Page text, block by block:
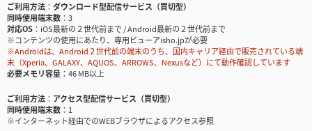
ご利用方法
ダウンロード型配信サービス（買切型）
同時使用端末数
3
対応OS
iOS最新の２世代前まで / Android最新の２世代前まで
※コンテンツの使用にあたり、専用ビューアisho.jpが必要
※Androidは、Android２世代前の端末のうち、国内キャリア経由で販売されている端
末（Xperia、GALAXY、AQUOS、ARROWS、Nexusなど）にて動作確認しています
必要メモリ容量
46 MB以上
ご利用方法
アクセス型配信サービス（買切型）
同時使用端末数
1
※インターネット経由でのWEBブラウザによるアクセス参照